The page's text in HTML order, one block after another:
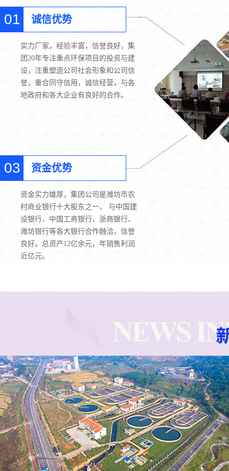
01 诚信优势
实力厂家，经验丰富，信誉良好，集
团20年专注重点环保项目的投资与建
设，注重塑造公司社会形象和公司信
誉，重合同守信用，诚信经营，与各
地政府和各大企业有良好的合作。
03 资金优势
资金实力雄厚，集团公司是潍坊市农
村商业银行十大股东之一， 与中国建
设银行、中国工商银行、浙商银行、
潍坊银行等各大银行合作融洽，信誉
良好。总资产12亿余元，年销售利润
近亿元。